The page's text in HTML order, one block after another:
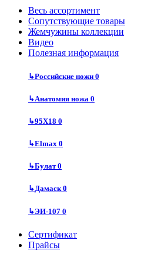
Весь ассортимент
Сопутствующие товары
Жемчужины коллекции
Видео
Полезная информация
↳Российские ножи 0
↳Анатомия ножа 0
↳95Х18 0
↳Elmax 0
↳Булат0
↳Дамаск0
↳ЭИ-107 0
Сертификат
Прайсы